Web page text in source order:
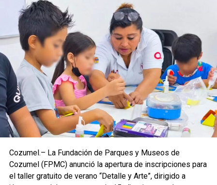
Cozumel.– La Fundación de Parques y Museos de
Cozumel (FPMC) anunció la apertura de inscripciones para
el taller gratuito de verano “Detalle y Arte”, dirigido a